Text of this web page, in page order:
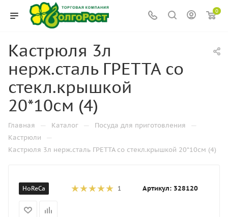
0
Кастрюля 3л
нерж.сталь ГРЕТТА со
стекл.крышкой
20*10см (4)
Главная — Каталог — Посуда для приготовления —
Кастрюли —
Кастрюля 3л нерж.сталь ГРЕТТА со стекл.крышкой 20*10см (4)
HoReCa 1 Артикул: 328120